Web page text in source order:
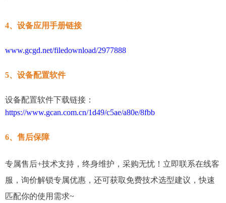
4、设备应用手册链接
www.gcgd.net/filedownload/2977888
5、设备配置软件
设备配置软件下载链接：
https://www.gcan.com.cn/1d49/c5ae/a80e/8fbb
6、售后保障
专属售后+技术支持，终身维护，采购无忧！立即联系在线客
服，询价解锁专属优惠，还可获取免费技术选型建议，快速
匹配你的使用需求~